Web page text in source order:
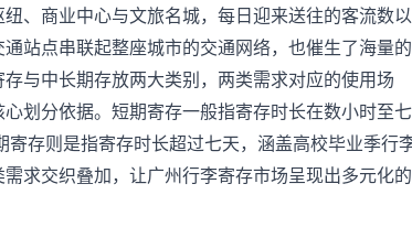
、商业中心与文旅名城，每日迎来送往的客流数以
站点串联起整座城市的交通网络，也催生了海量的
与中长期存放两大类别，两类需求对应的使用场
划分依据。短期寄存一般指寄存时长在数小时至七
存则是指寄存时长超过七天，涵盖高校毕业季行
求交织叠加，让广州行李寄存市场呈现出多元化的